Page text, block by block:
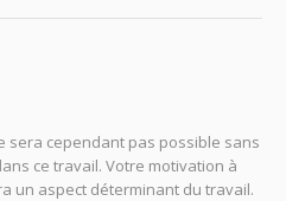
sera cependant pas possible sans
ce travail. Votre motivation à
un aspect déterminant du travail.